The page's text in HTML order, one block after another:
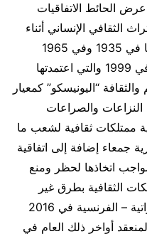
الحائط الاتفاقيات
الثقافي الإنساني أثناء
الحروب كميثاقي واشنطن وفينيسيا في 1935 وفي 1965
واتفاقية لاهاي في 1954 وملحقها في 1999 والتي اعتمدتها
“اليونيسكو” كمعيار
النزاعات والصراعات
ممتلكات ثقافية لشعب ما
جمعاء إضافة إلى اتفاقية
التدابير الواجب اتخاذها لحظر ومنع
الثقافية بطرق غير
مشروعة وصولاً إلى المبادرة الإماراتية – الفرنسية في 2016
أواخر ذلك العام في